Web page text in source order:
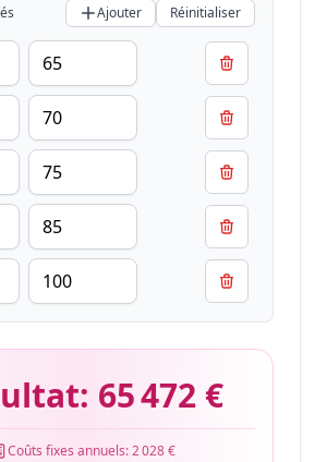
Ajouter Réinitialiser
65 472 €
Coûts fixes annuels:2 028 €